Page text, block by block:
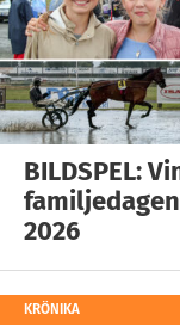
BILDSPEL:
2026
KRÖNIKA